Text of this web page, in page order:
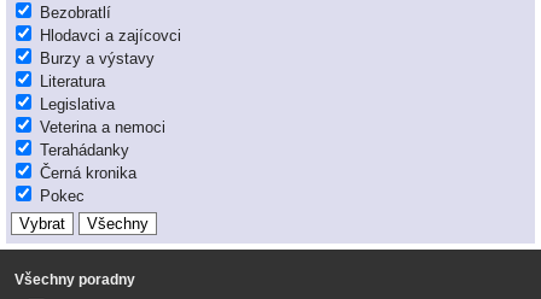
Bezobratlí
Hlodavci a zajícovci
Burzy a výstavy
Literatura
Legislativa
Veterina a nemoci
Terahádanky
Černá kronika
Pokec
Všechny poradny